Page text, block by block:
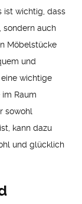
ist wichtig, dass
sondern auch
Möbelstücke
und
wichtige
Raum
sowohl
kann dazu
und glücklich